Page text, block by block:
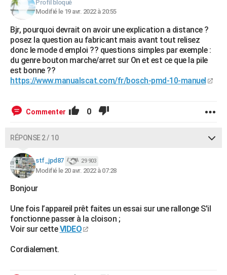
S'inscrire
Se connecter
Lycées
Collèges
Primaires
Universités
Entreprises
Service militaire
Avis de recherche
AVIS DE DÉCÈS
FORUM
Bricolage
Lifestyle
Culture
Sport
Auto
Television
Voyage
Cinema
Profil bloqué
Modifié le 19 avr. 2022 à 20:55
Bjr, pourquoi devrait on avoir une explication a distance ?
posez la question au fabricant mais avant tout relisez
donc le mode d emploi ?? questions simples par exemple :
du genre bouton marche/arret sur On et est ce que la pile
est bonne ??
https://www.manualscat.com/fr/bosch-pmd-10-manuel
Commenter 0
RÉPONSE 2 / 10
stf_jpd87 29 903
Modifié le 20 avr. 2022 à 07:28
Bonjour
Une fois l’appareil prêt faites un essai sur une rallonge S'il
fonctionne passer à la cloison ;
Voir sur cetteVIDEO
Cordialement.